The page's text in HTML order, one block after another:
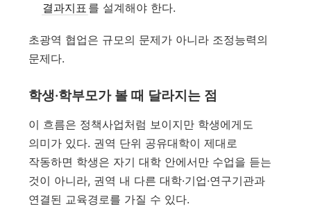
결과지표 를 설계해야 한다.
초광역 협업은 규모의 문제가 아니라 조정능력의
문제다.
학생·학부모가 볼 때 달라지는 점
이 흐름은 정책사업처럼 보이지만 학생에게도
의미가 있다. 권역 단위 공유대학이 제대로
작동하면 학생은 자기 대학 안에서만 수업을 듣는
것이 아니라, 권역 내 다른 대학·기업·연구기관과
연결된 교육경로를 가질 수 있다.